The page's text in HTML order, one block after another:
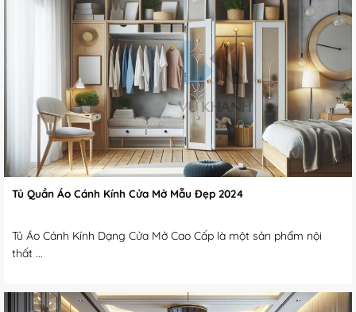
Tủ Quần Áo Cánh Kính Cửa Mở Mẫu Đẹp 2024
Tủ Áo Cánh Kính Dạng Cửa Mở Cao Cấp là một sản phẩm nội
thất ...